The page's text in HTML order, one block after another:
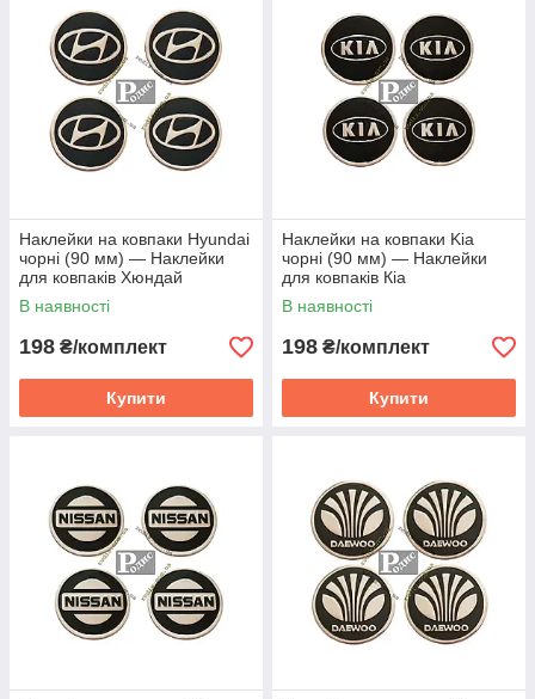
Наклейки на ковпаки Hyundai
чорні (90 мм) — Наклейки
для ковпаків Хюндай
В наявності
198 ₴/комплект
Купити
Наклейки на ковпаки Kia
чорні (90 мм) — Наклейки
для ковпаків Кіа
В наявності
198 ₴/комплект
Купити